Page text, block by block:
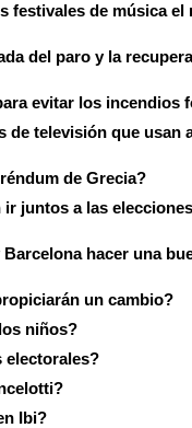
festivales de música el
del paro y la
evitar los incendios
de televisión que usan
de Grecia?
ir juntos a las elecciones
hacer una
un cambio?
niños?
electorales?
Ibi?